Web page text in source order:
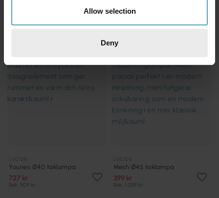
Allow selection
Deny
Younes Ø40 taklampa
727 kr
Rek. 909 kr
Mesh Ø45 taklampa
399 kr
Rek. 1 059 kr